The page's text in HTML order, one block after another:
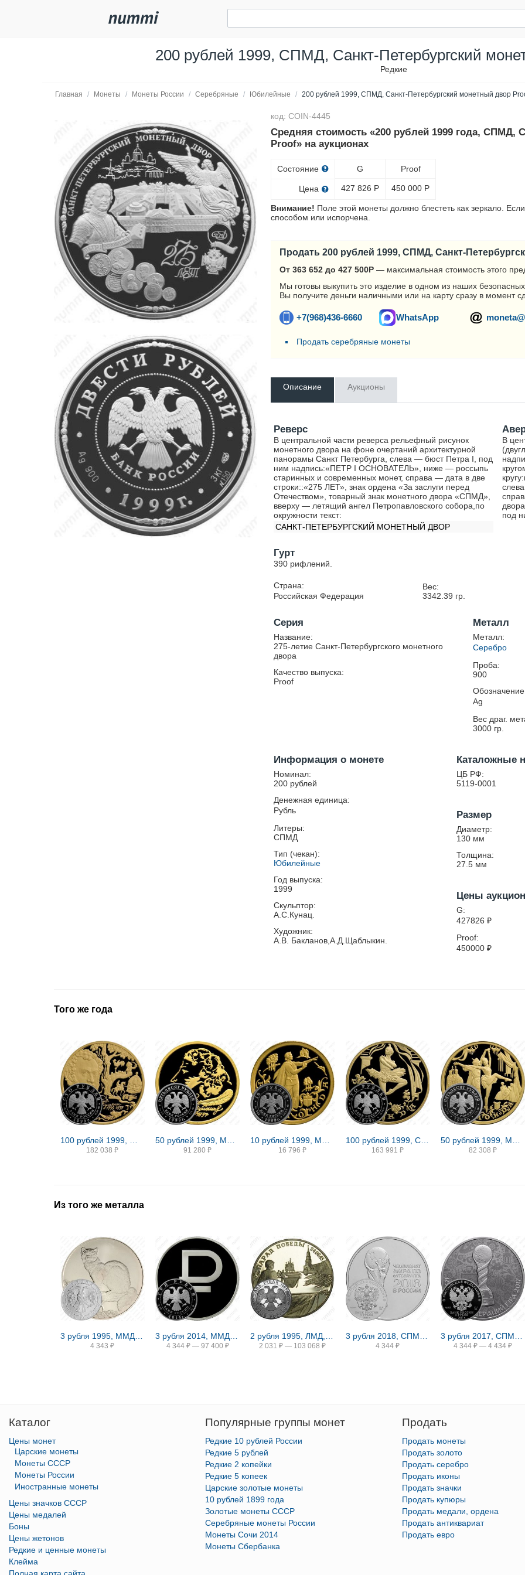
200 рублей 1999, СПМД, Санкт-Петербургский
Редкие
Главная / Монеты / Монеты России / Серебряные / Юбилейные / 200 рублей 1999, СПМД, Санкт-Петербургский монетный двор
код: COIN-4445
Средняя стоимость «200 рублей 1999 года, СПМД,
Proof» на аукционах
Состояние
Цена
G
427 826 Р
Proof
450 000 Р
Внимание! Поле этой монеты должно блестеть как зеркало.
способом или испорчена.
Продать 200 рублей 1999, СПМД, Санкт-
От 363 652 до 427 500Р — максимальная стоимость этого
Мы готовы выкупить это изделие в одном из наших
Вы получите деньги наличными или на карту сразу в момент
+7(968)436-6660 WhatsApp
Продать серебряные монеты
Описание Аукционы
Реверс
В центральной части реверса рельефный рисунок
монетного двора на фоне очертаний архитектурной
панорамы Санкт Петербурга, слева — бюст Петра I, под
ним надпись:«ПЕТР I ОСНОВАТЕЛЬ», ниже — россыпь
старинных и современных монет, справа — дата в две
строки::«275 ЛЕТ», знак ордена «За заслуги перед
Отечеством», товарный знак монетного двора «СПМД»,
вверху — летящий ангел Петропавловского собора,по
окружности текст:
САНКТ-ПЕТЕРБУРГСКИЙ МОНЕТНЫЙ ДВОР
В
под
Гурт
390 рифлений.
Страна:
Российская Федерация
Вес:
3342.39 гр.
Серия
Название:
275-летие Санкт-Петербургского монетного
двора
Качество выпуска:
Proof
Металл
Металл:
Серебро
Проба:
900
Ag
Вес драг.
3000 гр.
Информация о монете
Номинал:
200 рублей
Денежная единица:
Рубль
Литеры:
СПМД
Тип (чекан):
Юбилейные
Год выпуска:
1999
Скульптор:
А.С.Кунац.
Художник:
А.В. Бакланов,А.Д.Щаблыкин.
Каталожные
ЦБ РФ:
5119-0001
Размер
Диаметр:
130 мм
Толщина:
27.5 мм
Цены
G:
427826 ₽
Proof:
450000 ₽
Того же года
182 038 ₽ 91 280 ₽ 16 796 ₽
100 рублей 1999, СПМД, Раймонда, танцующая Раймонда
163 991 ₽ 82 308 ₽
Из того же металла
4 343 ₽ 4 344 ₽ — 97 400 ₽ 2 031 ₽ — 103 068 ₽ 4 344 ₽ 4 344 ₽ — 4 434 ₽
Каталог
Цены монет
Царские монеты
Монеты СССР
Монеты России
Иностранные монеты
Цены значков СССР
Цены медалей
Боны
Цены жетонов
Редкие и ценные монеты
Клейма
Популярные группы монет
Редкие 10 рублей России
Редкие 5 рублей
Редкие 2 копейки
Редкие 5 копеек
Царские золотые монеты
10 рублей 1899 года
Золотые монеты СССР
Серебряные монеты России
Монеты Сочи 2014
Монеты Сбербанка
Продать
Продать монеты
Продать золото
Продать серебро
Продать иконы
Продать значки
Продать купюры
Продать медали, ордена
Продать антиквариат
Продать евро